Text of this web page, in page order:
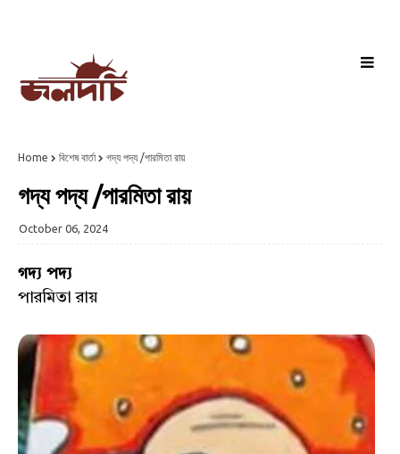
Home বিশেষ বার্তা গদ্য পদ্য /পারমিতা রায়
গদ্য পদ্য /পারমিতা রায়
October 06, 2024
গদ্য পদ্য
পারমিতা রায়